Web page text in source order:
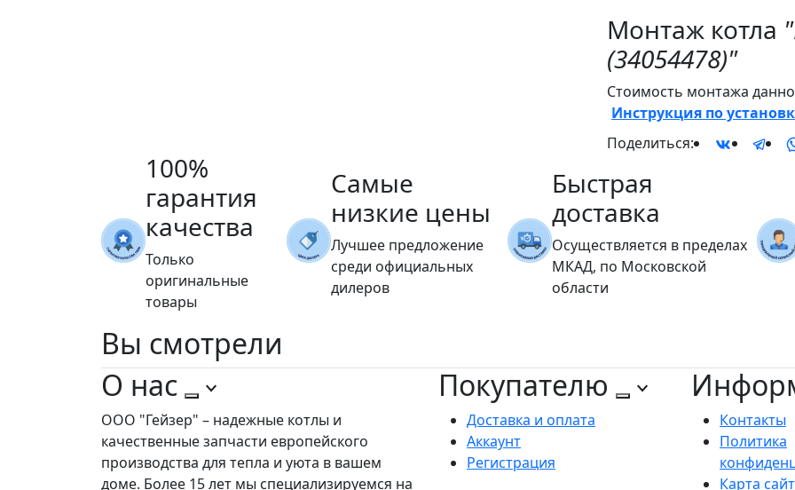
Монтаж котла
(34054478)"
Стоимость монтажа
Инструкция по
Поделиться:
100%
гарантия
качества
Только
оригинальные
товары
Самые
низкие цены
Лучшее предложение
среди официальных
дилеров
Быстрая
доставка
Осуществляется в пределах
МКАД, по Московской
области
Вы смотрели
О нас
ООО "Гейзер" – надежные котлы и
качественные запчасти европейского
производства для тепла и уюта в вашем
доме. Более 15 лет мы специализируемся на
Покупателю
Доставка и оплата
Аккаунт
Регистрация
Контакты
Политика
Карта